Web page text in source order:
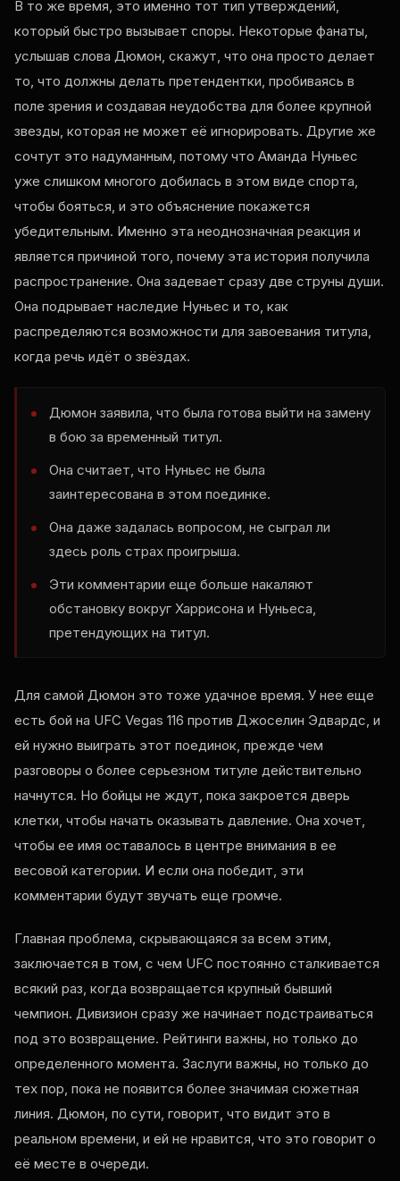
В то же время, это именно тот тип утверждений,
который быстро вызывает споры. Некоторые фанаты,
услышав слова Дюмон, скажут, что она просто делает
то, что должны делать претендентки, пробиваясь в
поле зрения и создавая неудобства для более крупной
звезды, которая не может её игнорировать. Другие же
сочтут это надуманным, потому что Аманда Нуньес
уже слишком многого добилась в этом виде спорта,
чтобы бояться, и это объяснение покажется
убедительным. Именно эта неоднозначная реакция и
является причиной того, почему эта история получила
распространение. Она задевает сразу две струны души.
Она подрывает наследие Нуньес и то, как
распределяются возможности для завоевания титула,
когда речь идёт о звёздах.
Дюмон заявила, что была готова выйти на замену
в бою за временный титул.
Она считает, что Нуньес не была
заинтересована в этом поединке.
Она даже задалась вопросом, не сыграл ли
здесь роль страх проигрыша.
Эти комментарии еще больше накаляют
обстановку вокруг Харрисона и Нуньеса,
претендующих на титул.
Для самой Дюмон это тоже удачное время. У нее еще
есть бой на UFC Vegas 116 против Джоселин Эдвардс, и
ей нужно выиграть этот поединок, прежде чем
разговоры о более серьезном титуле действительно
начнутся. Но бойцы не ждут, пока закроется дверь
клетки, чтобы начать оказывать давление. Она хочет,
чтобы ее имя оставалось в центре внимания в ее
весовой категории. И если она победит, эти
комментарии будут звучать еще громче.
Главная проблема, скрывающаяся за всем этим,
заключается в том, с чем UFC постоянно сталкивается
всякий раз, когда возвращается крупный бывший
чемпион. Дивизион сразу же начинает подстраиваться
под это возвращение. Рейтинги важны, но только до
определенного момента. Заслуги важны, но только до
тех пор, пока не появится более значимая сюжетная
линия. Дюмон, по сути, говорит, что видит это в
реальном времени, и ей не нравится, что это говорит о
её месте в очереди.